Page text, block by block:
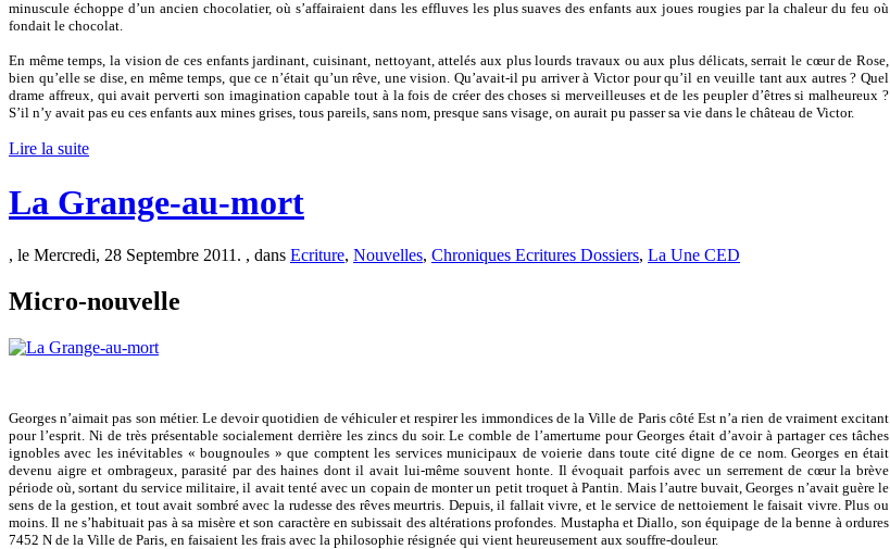
minuscule échoppe d’un ancien chocolatier, où s’affairaient dans les effluves les plus suaves des enfants aux joues rougies par la chaleur du feu où
fondait le chocolat.
En même temps, la vision de ces enfants jardinant, cuisinant, nettoyant, attelés aux plus lourds travaux ou aux plus délicats, serrait le cœur de Rose,
bien qu’elle se dise, en même temps, que ce n’était qu’un rêve, une vision. Qu’avait-il pu arriver à Victor pour qu’il en veuille tant aux autres ? Quel
drame affreux, qui avait perverti son imagination capable tout à la fois de créer des choses si merveilleuses et de les peupler d’êtres si malheureux ?
S’il n’y avait pas eu ces enfants aux mines grises, tous pareils, sans nom, presque sans visage, on aurait pu passer sa vie dans le château de Victor.
Lire la suite
La Grange-au-mort
, le Mercredi, 28 Septembre 2011. , dans Ecriture, Nouvelles, Chroniques Ecritures Dossiers, La Une CED
Micro-nouvelle
Georges n’aimait pas son métier. Le devoir quotidien de véhiculer et respirer les immondices de la Ville de Paris côté Est n’a rien de vraiment excitant
pour l’esprit. Ni de très présentable socialement derrière les zincs du soir. Le comble de l’amertume pour Georges était d’avoir à partager ces tâches
ignobles avec les inévitables « bougnoules » que comptent les services municipaux de voierie dans toute cité digne de ce nom. Georges en était
devenu aigre et ombrageux, parasité par des haines dont il avait lui-même souvent honte. Il évoquait parfois avec un serrement de cœur la brève
période où, sortant du service militaire, il avait tenté avec un copain de monter un petit troquet à Pantin. Mais l’autre buvait, Georges n’avait guère le
sens de la gestion, et tout avait sombré avec la rudesse des rêves meurtris. Depuis, il fallait vivre, et le service de nettoiement le faisait vivre. Plus ou
moins. Il ne s’habituait pas à sa misère et son caractère en subissait des altérations profondes. Mustapha et Diallo, son équipage de la benne à ordures
7452 N de la Ville de Paris, en faisaient les frais avec la philosophie résignée qui vient heureusement aux souffre-douleur.